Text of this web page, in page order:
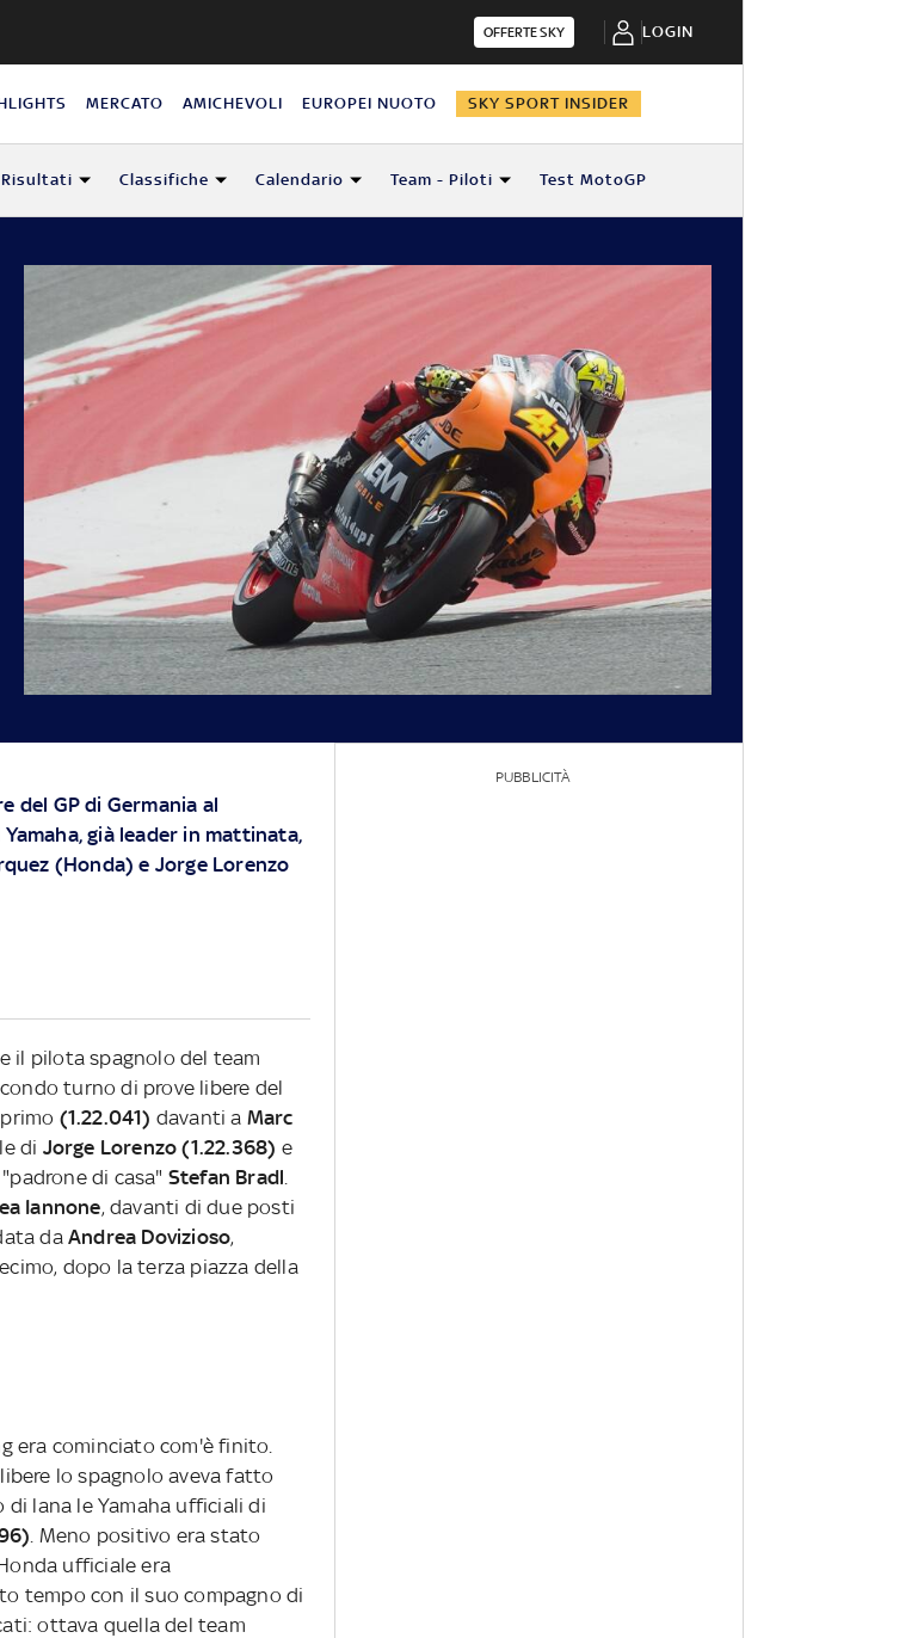
OFFERTE SKY LOGIN
MERCATO AMICHEVOLI EUROPEI NUOTO SKY SPORT INSIDER
Risultati Classifiche Calendario Team - Piloti Test MotoGP
del GP di Germania al
già leader in mattinata,
(Honda) e Jorge Lorenzo
il pilota spagnolo del team
turno di prove libere del
(1.22.041) davanti a Marc
di Jorge Lorenzo (1.22.368) e
di casa" Stefan Bradl
Iannone, davanti di due posti
da Andrea Dovizioso,
dopo la terza piazza della
era cominciato com'è finito.
lo spagnolo aveva fatto
lana le Yamaha ufficiali di
. Meno positivo era stato
ufficiale era
tempo con il suo compagno di
ottava quella del team
PUBBLICITÀ